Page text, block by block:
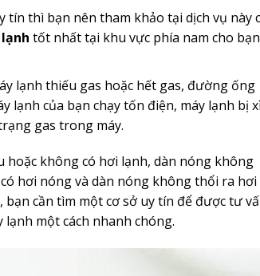
thì bạn nên tham khảo tại dịch vụ này
tốt nhất tại khu vực phía nam cho bạn
lạnh thiếu gas hoặc hết gas, đường ống
lạnh của bạn chạy tốn điện, máy lạnh bị
gas trong máy.
hoặc không có hơi lạnh, dàn nóng không
hơi nóng và dàn nóng không thổi ra hơi
cần tìm một cơ sở uy tín để được tư
một cách nhanh chóng.